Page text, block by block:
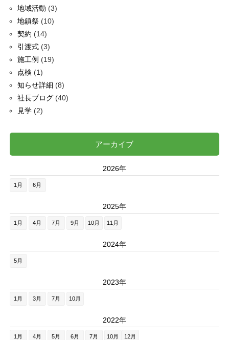
地域活動 (3)
地鎮祭(10)
契約 (14)
引渡式(3)
施工例 (19)
点検 (1)
知らせ詳細 (8)
社長ブログ(40)
見学(2)
アーカイブ
2026年
1月 6月
2025年
1月 4月 7月 9月 10月 11月
2024年
5月
2023年
1月 3月 7月 10月
2022年
1月 4月 5月 6月 7月 10月 12月